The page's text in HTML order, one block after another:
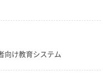
向け教育システム